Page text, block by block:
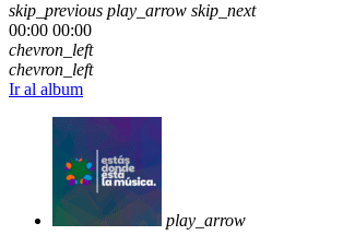
skip_previous play_arrow skip_next
00:00 00:00
chevron_left
chevron_left
Ir al album
play_arrow